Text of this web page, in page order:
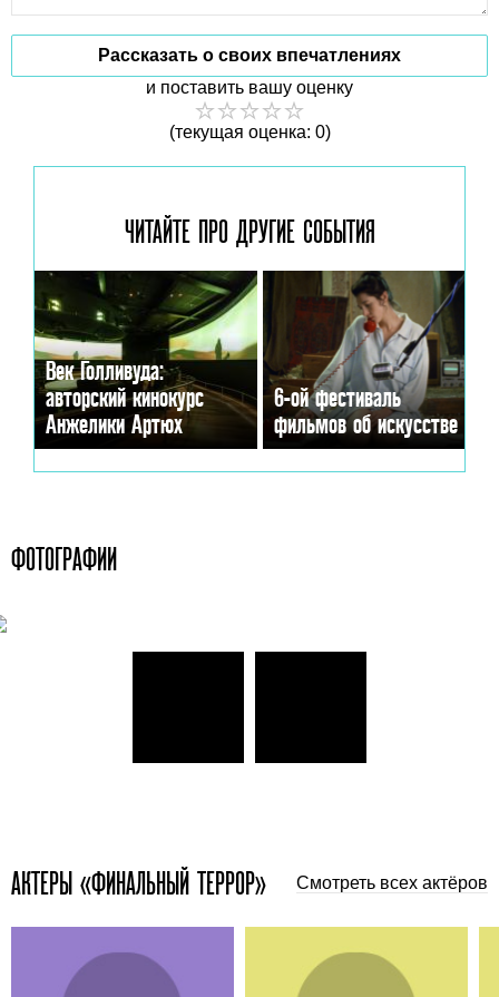
Рассказать о своих впечатлениях
и поставить вашу оценку
(текущая оценка: 0)
ЧИТАЙТЕ ПРО ДРУГИЕ СОБЫТИЯ
Век Голливуда:
авторский кинокурс
Анжелики Артюх
6-ой фестиваль
фильмов об искусстве
ФОТОГРАФИИ
АКТЕРЫ «ФИНАЛЬНЫЙ ТЕРРОР» Смотреть всех актёров